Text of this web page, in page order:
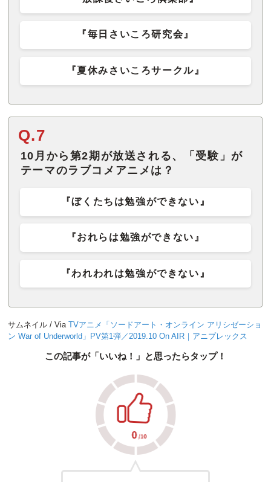
『毎日さいころ研究会』
『夏休みさいころサークル』
Q.7
10月から第2期が放送される、「受験」が
テーマのラブコメアニメは？
『ぼくたちは勉強ができない』
『おれらは勉強ができない』
『われわれは勉強ができない』
サムネイル / Via TVアニメ「ソードアート・オンライン アリシゼーショ
ン War of Underworld」PV第1弾／2019.10 On AIR｜アニプレックス
この記事が「いいね！」と思ったらタップ！